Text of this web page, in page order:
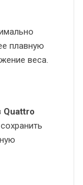
плавную
веса.
Quattro